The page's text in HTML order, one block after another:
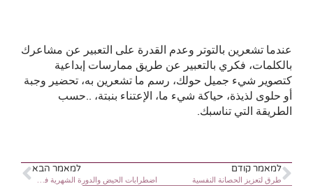
عندما تشعرين بالتوتر وعدم القدرة على التعبير عن مشاعرك
بالكلمات، فكري بالتعبير عن طريق ممارسات إبداعية
كتصوير شيء جميل حولك، رسم ما تشعرين به، تحضير وجبة
أو حلوى لذيذة، حياكة شيء ما، الإعتناء بنبتة، ..حسب
الطريقة التي تناسبك.
למאמר קודם
طرق لتعزيز الحصانة النفسية
למאמר הבא
اضطرابات الحيض والدورة الشهرية في فترة الحرب